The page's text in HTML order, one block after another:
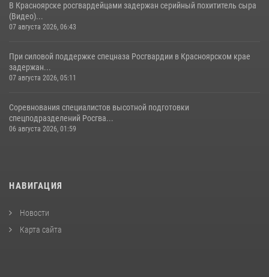
В Красноярске росгвардейцами задержан серийный похититель сыра
(Видео)...
07 августа 2026, 06:43
При силовой поддержке спецназа Росгвардии в Красноярском крае
задержан...
07 августа 2026, 05:11
Соревнования специалистов высотной подготовки
спецподразделений Росгва...
06 августа 2026, 01:59
НАВИГАЦИЯ
Новости
Карта сайта